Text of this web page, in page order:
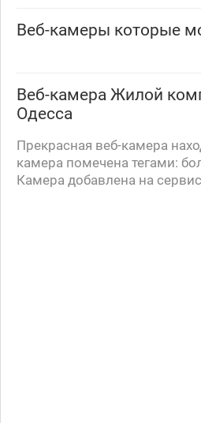
Веб-камеры которые
Веб-камера Жилой
Одесса
Прекрасная веб-камера
камера помечена тегами:
Камера добавлена на